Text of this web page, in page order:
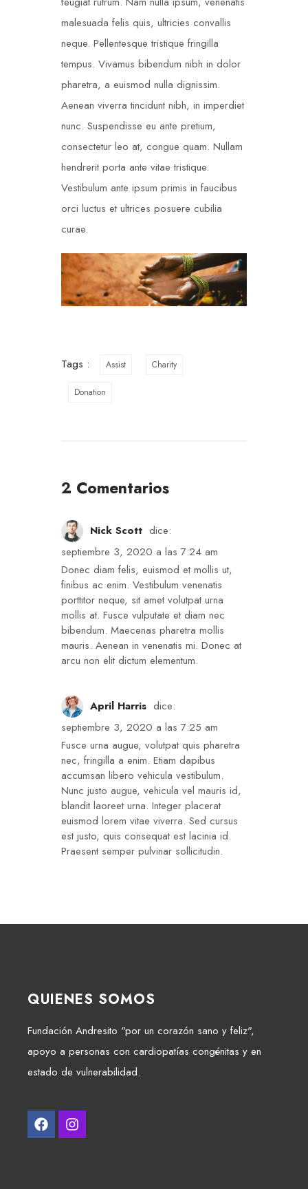
malesuada felis quis, ultricies convallis
neque. Pellentesque tristique fringilla
tempus. Vivamus bibendum nibh in dolor
pharetra, a euismod nulla dignissim.
Aenean viverra tincidunt nibh, in imperdiet
nunc. Suspendisse eu ante pretium,
consectetur leo at, congue quam. Nullam
hendrerit porta ante vitae tristique.
Vestibulum ante ipsum primis in faucibus
orci luctus et ultrices posuere cubilia
curae.
Tags : Assist Charity
Donation
2 Comentarios
Nick Scott dice:
septiembre 3, 2020 a las 7:24 am
Donec diam felis, euismod et mollis ut,
finibus ac enim. Vestibulum venenatis
porttitor neque, sit amet volutpat urna
mollis at. Fusce vulputate et diam nec
bibendum. Maecenas pharetra mollis
mauris. Aenean in venenatis mi. Donec at
arcu non elit dictum elementum.
April Harris dice:
septiembre 3, 2020 a las 7:25 am
Fusce urna augue, volutpat quis pharetra
nec, fringilla a enim. Etiam dapibus
accumsan libero vehicula vestibulum.
Nunc justo augue, vehicula vel mauris id,
blandit laoreet urna. Integer placerat
euismod lorem vitae viverra. Sed cursus
est justo, quis consequat est lacinia id.
Praesent semper pulvinar sollicitudin.
QUIENES SOMOS
Fundación Andresito "por un corazón sano y feliz",
apoyo a personas con cardiopatías congénitas y en
estado de vulnerabilidad.